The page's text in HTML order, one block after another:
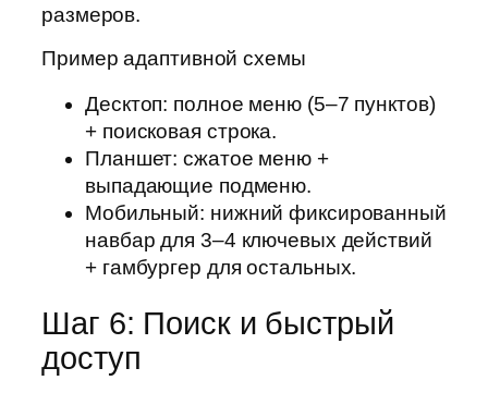
размеров.
Пример адаптивной схемы
Десктоп: полное меню (5–7 пунктов)
+ поисковая строка.
Планшет: сжатое меню +
выпадающие подменю.
Мобильный: нижний фиксированный
навбар для 3–4 ключевых действий
+ гамбургер для остальных.
Шаг 6: Поиск и быстрый
доступ